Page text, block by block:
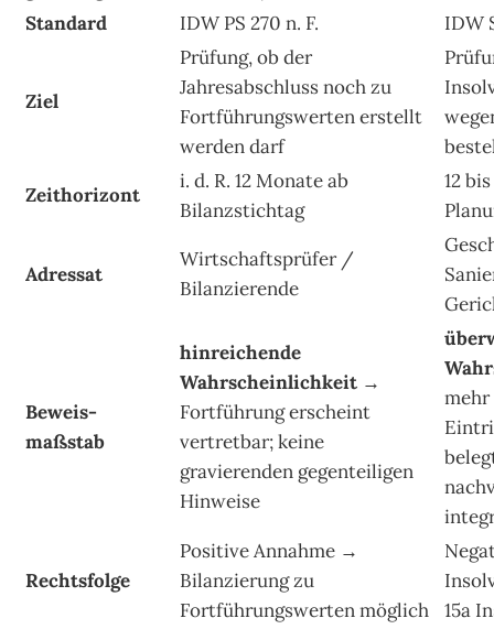
Standard IDW PS 270 n. F. IDW
Ziel
Prüfung, ob der
Jahresabschluss noch zu
Fortführungswerten erstellt
werden darf
Zeithorizont
i. d. R. 12 Monate ab
Bilanzstichtag
12
Adressat
Wirtschaftsprüfer /
Bilanzierende
Beweis-
maßstab
hinreichende
Wahrscheinlichkeit →
Fortführung erscheint
vertretbar; keine
gravierenden gegenteiligen
Hinweise
mehr
Rechtsfolge
Positive Annahme →
Bilanzierung zu
Fortführungswerten möglich
15a